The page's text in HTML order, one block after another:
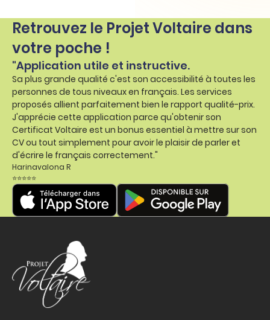
Retrouvez le Projet Voltaire dans
votre poche !
"Application utile et instructive.
Sa plus grande qualité c'est son accessibilité à toutes les
personnes de tous niveaux en français. Les services
proposés allient parfaitement bien le rapport qualité-prix.
J'apprécie cette application parce qu'obtenir son
Certificat Voltaire est un bonus essentiel à mettre sur son
CV ou tout simplement pour avoir le plaisir de parler et
d'écrire le français correctement."
Harinavalona R
⭐⭐⭐⭐⭐